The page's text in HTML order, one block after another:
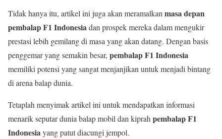
Tidak hanya itu, artikel ini juga akan meramalkan masa depan
pembalap F1 Indonesiadan prospek mereka dalam mengukir
prestasi lebih gemilang di masa yang akan datang. Dengan basis
penggemar yang semakin besar, pembalap F1 Indonesia
memiliki potensi yang sangat menjanjikan untuk menjadi bintang
di arena balap dunia.
Tetaplah menyimak artikel ini untuk mendapatkan informasi
menarik seputar dunia balap mobil dan kiprah pembalap F1
Indonesiayang patut diacungi jempol.